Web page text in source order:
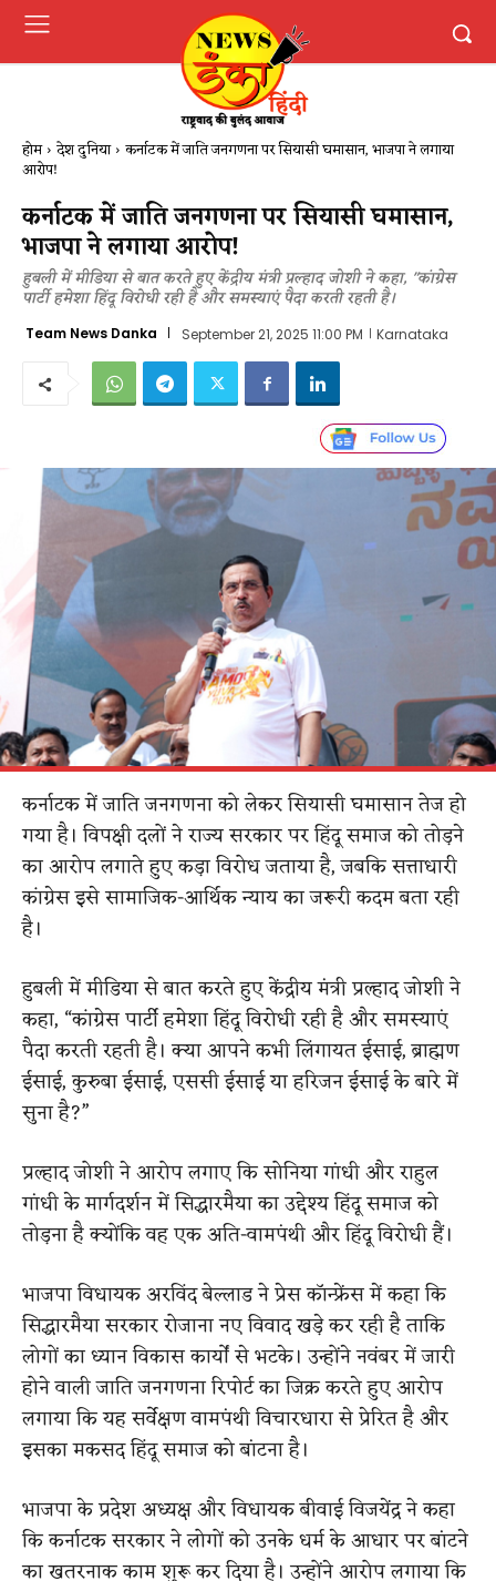
होम देश दुनिया कर्नाटक में जाति जनगणना पर सियासी घमासान, भाजपा ने लगाया
आरोप!
कर्नाटक में जाति जनगणना पर सियासी घमासान,
भाजपा ने लगाया आरोप!
हुबली में मीडिया से बात करते हुए केंद्रीय मंत्री प्रल्हाद जोशी ने कहा, "कांग्रेस
पार्टी हमेशा हिंदू विरोधी रही है और समस्याएं पैदा करती रहती है।
Team News Danka September 21, 2025 11:00 PM Karnataka
कर्नाटक में जाति जनगणना को लेकर सियासी घमासान तेज हो
गया है। विपक्षी दलों ने राज्य सरकार पर हिंदू समाज को तोड़ने
का आरोप लगाते हुए कड़ा विरोध जताया है, जबकि सत्ताधारी
कांग्रेस इसे सामाजिक-आर्थिक न्याय का जरूरी कदम बता रही
है।
हुबली में मीडिया से बात करते हुए केंद्रीय मंत्री प्रल्हाद जोशी ने
कहा, “कांग्रेस पार्टी हमेशा हिंदू विरोधी रही है और समस्याएं
पैदा करती रहती है। क्या आपने कभी लिंगायत ईसाई, ब्राह्मण
ईसाई, कुरुबा ईसाई, एससी ईसाई या हरिजन ईसाई के बारे में
सुना है?”
प्रल्हाद जोशी ने आरोप लगाए कि सोनिया गांधी और राहुल
गांधी के मार्गदर्शन में सिद्धारमैया का उद्देश्य हिंदू समाज को
तोड़ना है क्योंकि वह एक अति-वामपंथी और हिंदू विरोधी हैं।
भाजपा विधायक अरविंद बेल्लाड ने प्रेस कॉन्फ्रेंस में कहा कि
सिद्धारमैया सरकार रोजाना नए विवाद खड़े कर रही है ताकि
लोगों का ध्यान विकास कार्यों से भटके। उन्होंने नवंबर में जारी
होने वाली जाति जनगणना रिपोर्ट का जिक्र करते हुए आरोप
लगाया कि यह सर्वेक्षण वामपंथी विचारधारा से प्रेरित है और
इसका मकसद हिंदू समाज को बांटना है।
भाजपा के प्रदेश अध्यक्ष और विधायक बीवाई विजयेंद्र ने कहा
कि कर्नाटक सरकार ने लोगों को उनके धर्म के आधार पर बांटने
का खतरनाक काम शुरू कर दिया है। उन्होंने आरोप लगाया कि